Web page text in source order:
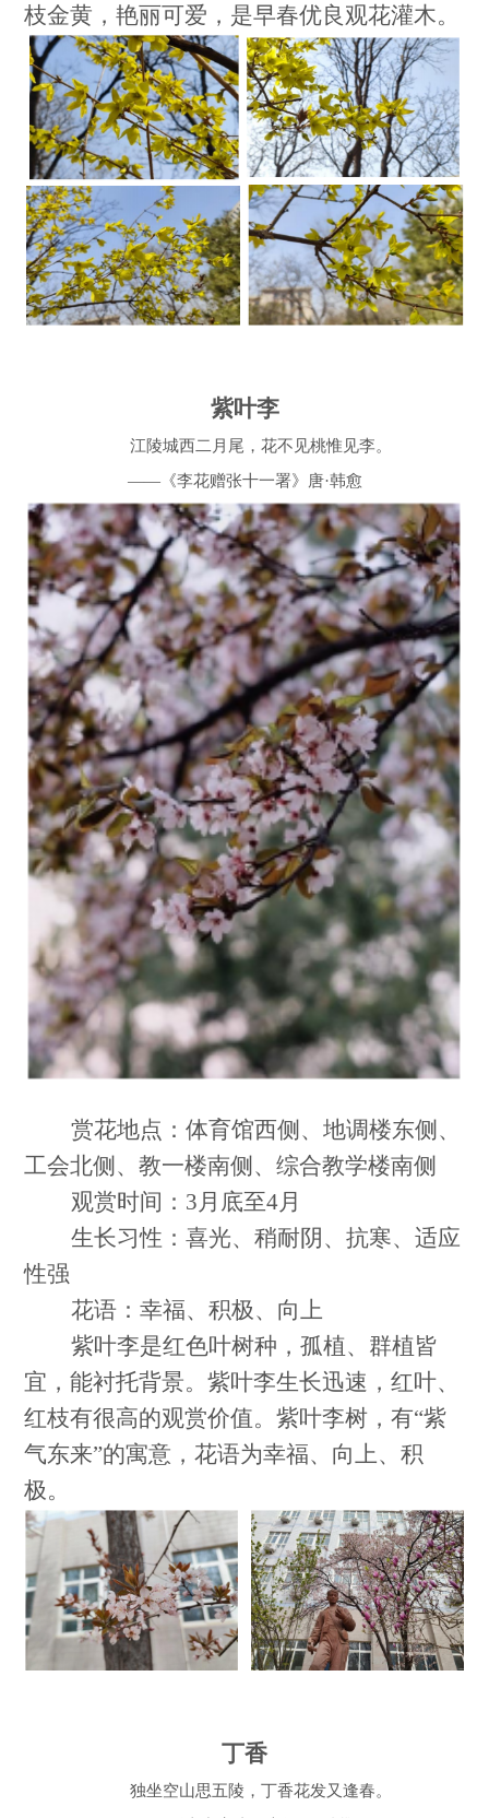
枝金黄，艳丽可爱，是早春优良观花灌木。
紫叶李
江陵城西二月尾，花不见桃惟见李。
——《李花赠张十一署》唐·韩愈
赏花地点：体育馆西侧、地调楼东侧、
工会北侧、教一楼南侧、综合教学楼南侧
观赏时间：3月底至4月
生长习性：喜光、稍耐阴、抗寒、适应
性强
花语：幸福、积极、向上
紫叶李是红色叶树种，孤植、群植皆
宜，能衬托背景。紫叶李生长迅速，红叶、
红枝有很高的观赏价值。紫叶李树，有“紫
气东来”的寓意，花语为幸福、向上、积
极。
丁香
独坐空山思五陵，丁香花发又逢春。